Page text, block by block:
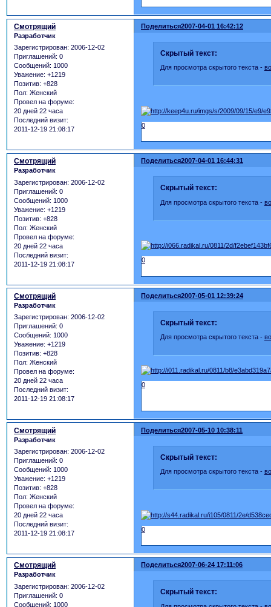
Поделиться2007-04-01 16:42:12
Смотрящий
Разработчик
Зарегистрирован: 2006-12-02
Приглашений: 0
Сообщений: 1000
Уважение: +1219
Позитив: +828
Пол: Женский
Провел на форуме:
20 дней 22 часа
Последний визит:
2011-12-19 21:08:17
Скрытый текст:
Для просмотра скрытого текста -
0
Поделиться2007-04-01 16:44:31
Смотрящий
Разработчик
Зарегистрирован: 2006-12-02
Приглашений: 0
Сообщений: 1000
Уважение: +1219
Позитив: +828
Пол: Женский
Провел на форуме:
20 дней 22 часа
Последний визит:
2011-12-19 21:08:17
Скрытый текст:
Для просмотра скрытого текста -
0
Поделиться2007-05-01 12:39:24
Смотрящий
Разработчик
Зарегистрирован: 2006-12-02
Приглашений: 0
Сообщений: 1000
Уважение: +1219
Позитив: +828
Пол: Женский
Провел на форуме:
20 дней 22 часа
Последний визит:
2011-12-19 21:08:17
Скрытый текст:
Для просмотра скрытого текста -
0
Поделиться2007-05-10 10:38:11
Смотрящий
Разработчик
Зарегистрирован: 2006-12-02
Приглашений: 0
Сообщений: 1000
Уважение: +1219
Позитив: +828
Пол: Женский
Провел на форуме:
20 дней 22 часа
Последний визит:
2011-12-19 21:08:17
Скрытый текст:
Для просмотра скрытого текста -
0
Поделиться2007-06-24 17:11:06
Смотрящий
Разработчик
Зарегистрирован: 2006-12-02
Приглашений: 0
Сообщений: 1000
Скрытый текст: